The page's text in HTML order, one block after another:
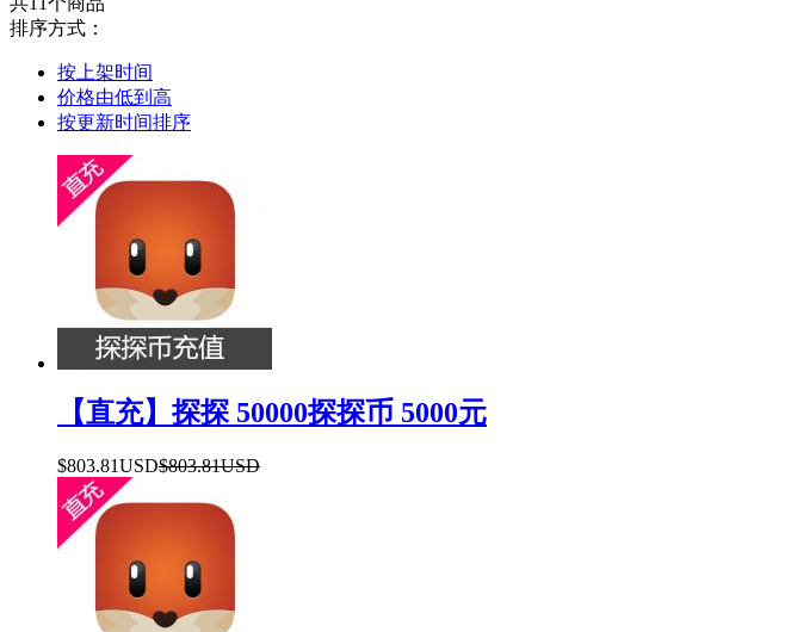
排序方式：
按上架时间
价格由低到高
按更新时间排序
【直充】探探 50000探探币 5000元
$803.81USD$803.81USD